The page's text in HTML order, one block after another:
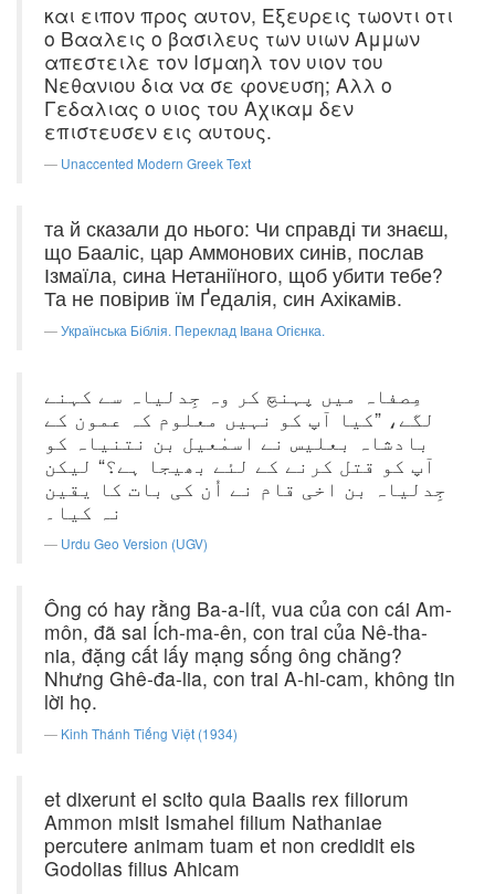
και ειπον προς αυτον, Εξευρεις τωοντι οτι
ο Βααλεις ο βασιλευς των υιων Αμμων
απεστειλε τον Ισμαηλ τον υιον του
Νεθανιου δια να σε φονευση; Αλλ ο
Γεδαλιας ο υιος του Αχικαμ δεν
επιστευσεν εις αυτους.
Unaccented Modern Greek Text
та й сказали до нього: Чи справді ти знаєш,
що Бааліс, цар Аммонових синів, послав
Ізмаїла, сина Нетаніїного, щоб убити тебе?
Та не повірив їм Ґедалія, син Ахікамів.
Українська Біблія. Переклад Івана Огієнка.
مِصفاہ میں پہنچ کر وہ جِدلیاہ سے کہنے
لگے، ”کیا آپ کو نہیں معلوم کہ عمون کے
بادشاہ بعلیس نے اسمٰعیل بن نتنیاہ کو
آپ کو قتل کرنے کے لئے بھیجا ہے؟“ لیکن
جِدلیاہ بن اخی قام نے اُن کی بات کا یقین
نہ کیا۔
Urdu Geo Version (UGV)
Ông có hay rằng Ba-a-lít, vua của con cái Am-
môn, đã sai Ích-ma-ên, con trai của Nê-tha-
nia, đặng cất lấy mạng sống ông chăng?
Nhưng Ghê-đa-lia, con trai A-hi-cam, không tin
lời họ.
Kinh Thánh Tiếng Việt (1934)
et dixerunt ei scito quia Baalis rex filiorum
Ammon misit Ismahel filium Nathaniae
percutere animam tuam et non credidit eis
Godolias filius Ahicam